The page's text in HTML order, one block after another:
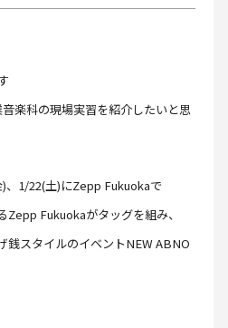
楽科の現場実習を紹介したいと思
、1/22(土)にZepp Fukuokaで
Fukuokaがタッグを組み、
銭スタイルのイベントNEW ABNO